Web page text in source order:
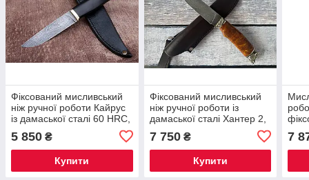
Фіксований мисливський
ніж ручної роботи Кайрус
із дамаської сталі 60 HRC,
комплекті
5 850 ₴
Купити
Фіксований мисливський
ніж ручної роботи із
дамаської сталі Хантер 2,
комплекті 60 HRC
7 750₴
Купити
7